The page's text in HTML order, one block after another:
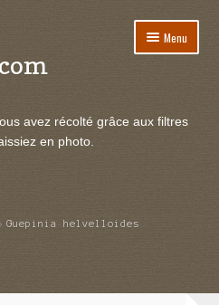
Menu
le
avez récolté grâce aux filtres
en photo.
Guepinia helvelloides